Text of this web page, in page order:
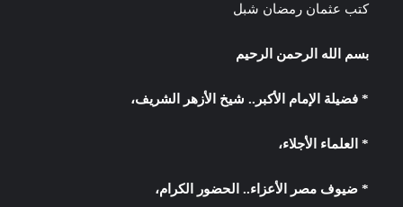
كتب عثمان رمضان شبل
بسم الله الرحمن الرحيم
* فضيلة الإمام الأكبر.. شيخ الأزهر الشريف،
* العلماء الأجلاء،
* ضيوف مصر الأعزاء.. الحضور الكرام،